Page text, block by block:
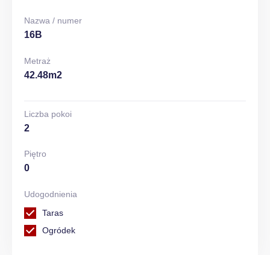
Nazwa / numer
16B
Metraż
42.48m2
Liczba pokoi
2
Piętro
0
Udogodnienia
Taras
Ogródek